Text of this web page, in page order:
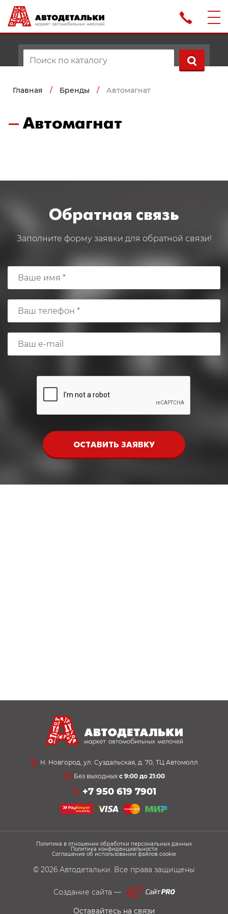
Главная / Бренды / Автомагнат
Автомагнат
Обратная связь
Заполните форму заявки для обратной связи!
ОСТАВИТЬ ЗАЯВКУ
Н. Новгород, ул. Суздальская, д. 70, ТЦ Автомолл
Без выходных с 9:00 до 21:00
+7 950 619 7901
Политика в отношении обработки персональных данных
Политика конфиденциальности
Соглашение об использовании файлов cookie
© 2026 Автодетальки. Все права защищены
Оставайтесь на связи
Создание сайта —